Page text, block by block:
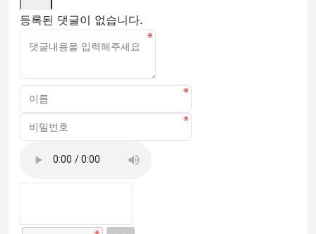
등록된 댓글이 없습니다.